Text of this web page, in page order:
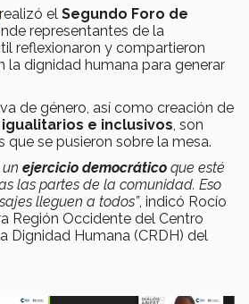
realizó el Segundo Foro de
representantes de la
reflexionaron y compartieron
la dignidad humana para generar
de género, así como creación de
e inclusivos , son
que se pusieron sobre la mesa.
ejercicio democrático que esté
las partes de la comunidad. Eso
lleguen a todos”, indicó Rocío
Región Occidente del Centro
Dignidad Humana (CRDH) del